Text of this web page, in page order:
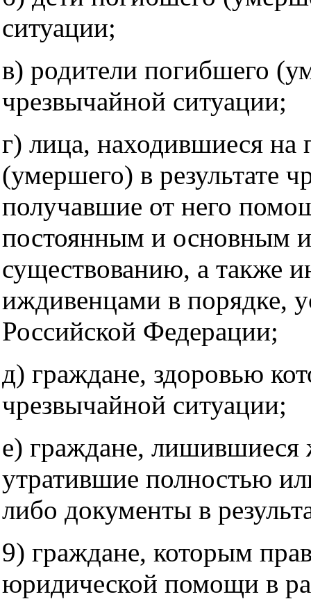
ситуации;
в) родители погибшего
чрезвычайной ситуации;
г) лица, находившиеся
(умершего) в результате
получавшие от него
постоянным и основным
существованию, а также
иждивенцами в порядке,
Российской Федерации;
д) граждане, здоровью
чрезвычайной ситуации;
е) граждане,
утратившие полностью
либо документы в
9) граждане, которым
юридической помощи в